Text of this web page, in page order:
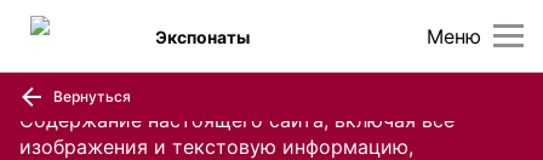
Содержание настоящего сайта, включая все
изображения и текстовую информацию,
Меню
Экспонаты
Вернуться